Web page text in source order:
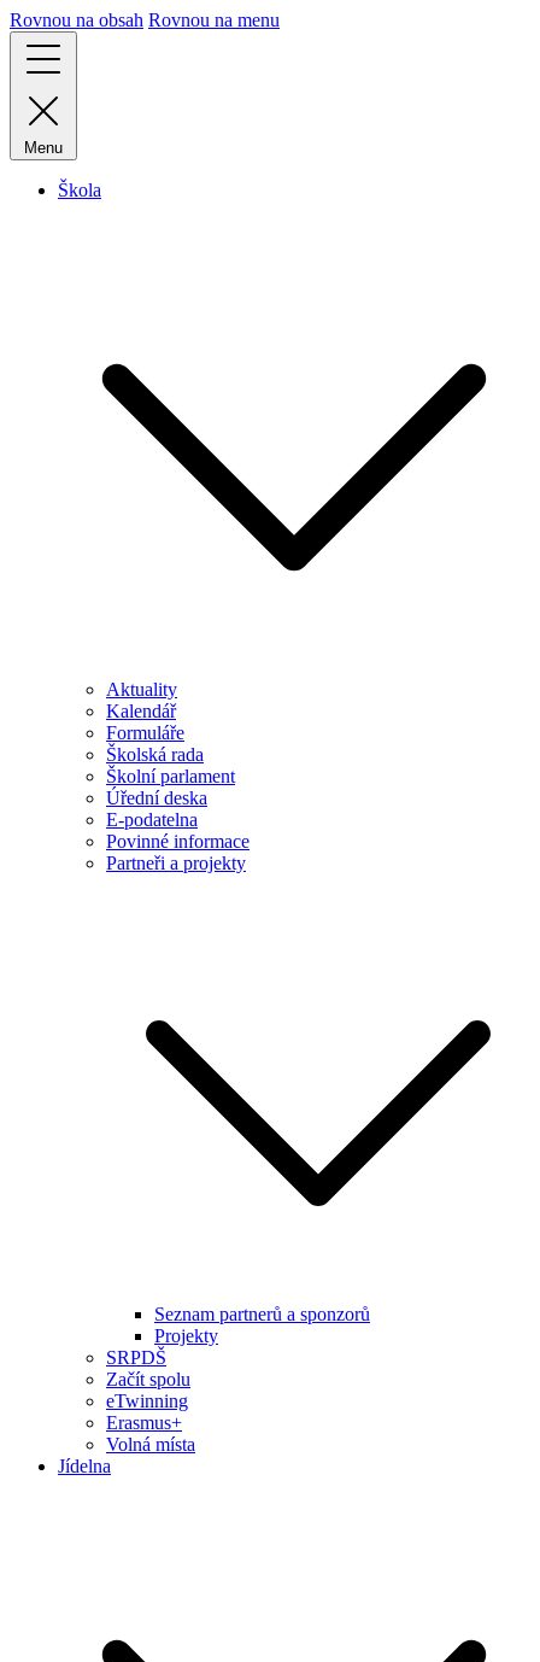
Rovnou na obsah Rovnou na menu
Menu
Škola
Aktuality
Kalendář
Formuláře
Školská rada
Školní parlament
Úřední deska
E-podatelna
Povinné informace
Partneři a projekty
Seznam partnerů a sponzorů
Projekty
SRPDŠ
Začít spolu
eTwinning
Erasmus+
Volná místa
Jídelna